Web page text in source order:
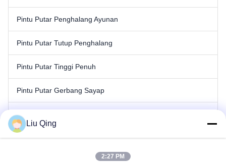
Pintu Putar Penghalang Ayunan
Pintu Putar Tutup Penghalang
Pintu Putar Tinggi Penuh
Pintu Putar Gerbang Sayap
Gerbang Penghalang Tiang
Gerbang Penghalang Pagar
Liu Qing
2:27 PM